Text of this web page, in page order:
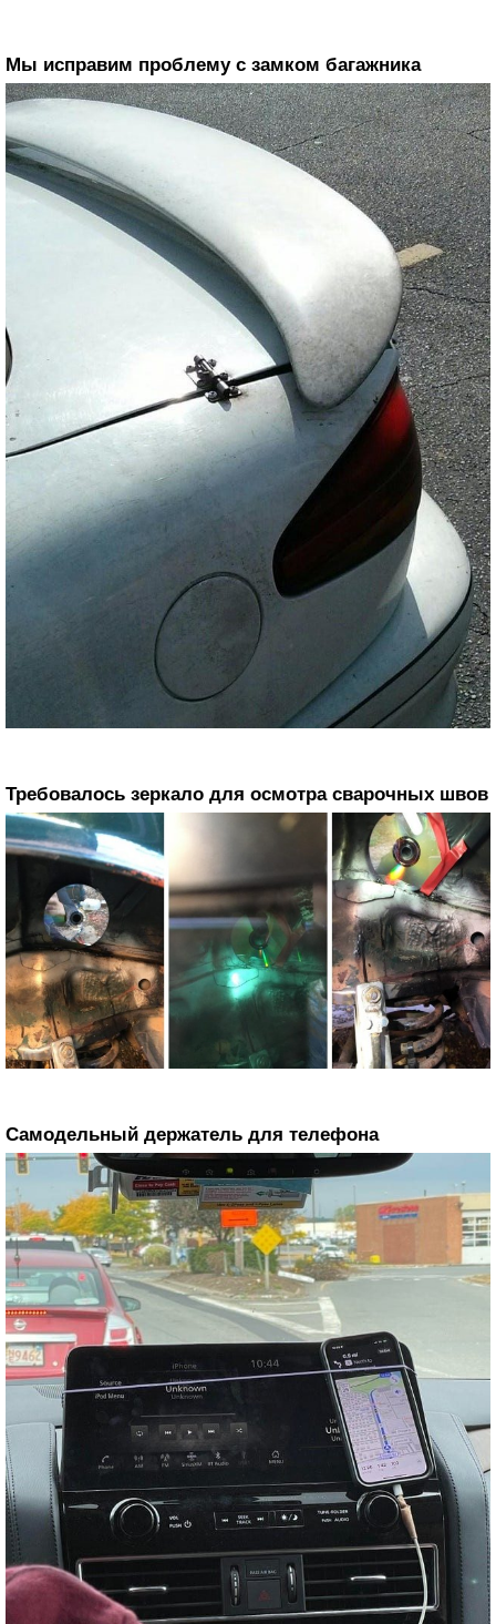
Мы исправим проблему с замком багажника
Требовалось зеркало для осмотра сварочных швов
Самодельный держатель для телефона